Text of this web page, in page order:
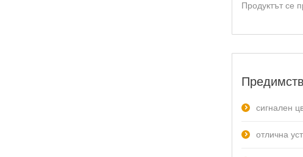
Продуктът се
сигнален
отлична